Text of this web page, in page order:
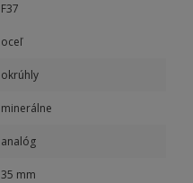
F37
oceľ
okrúhly
minerálne
analóg
35 mm